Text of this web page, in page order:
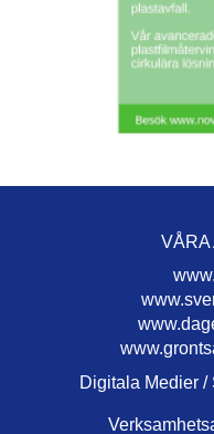
VÅRA
Digitala Medier /